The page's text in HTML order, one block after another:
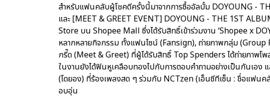
สำหรับแฟนคลับผู้โชคดีครั้งนี้มาจากการซื้ออัลบั้ม DOYOUNG -
และ [MEET & GREET EVENT] DOYOUNG - THE 1ST
Store บน Shopee Mall ซึ่งได้รับสิทธิ์เข้าร่วมงาน ‘Shopee x
หลากหลายกิจกรรม ทั้งแฟนไซน์ (Fansign), ถ่ายภาพกลุ่ม (Group
กรี๊ด (Meet & Greet) ที่ผู้ได้รับสิทธิ์ Top Spenders ได้ถ่ายภาพ
ในงานยังได้ฟินหูเคลือบทองไปกับการตอบคำถามอย่างเป็นกันเอง แ
(โดยอง) ที่ร้องเพลงสด ๆ ร่วมกับ NCTzen (เอ็นซีทีเซ็น : ชื่อแฟนค
อบอุ่น